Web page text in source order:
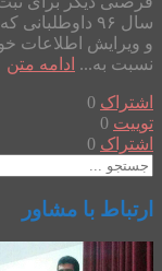
سال ۹۶
نسبت به... ادامه متن
اشتراک 0
توییت 0
اشتراک 0
ارتباط با مشاور